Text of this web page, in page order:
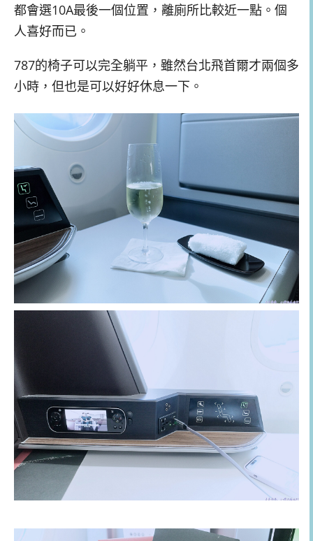
都會選10A最後一個位置，離廁所比較近一點。個
人喜好而已。
787的椅子可以完全躺平，雖然台北飛首爾才兩個多
小時，但也是可以好好休息一下。